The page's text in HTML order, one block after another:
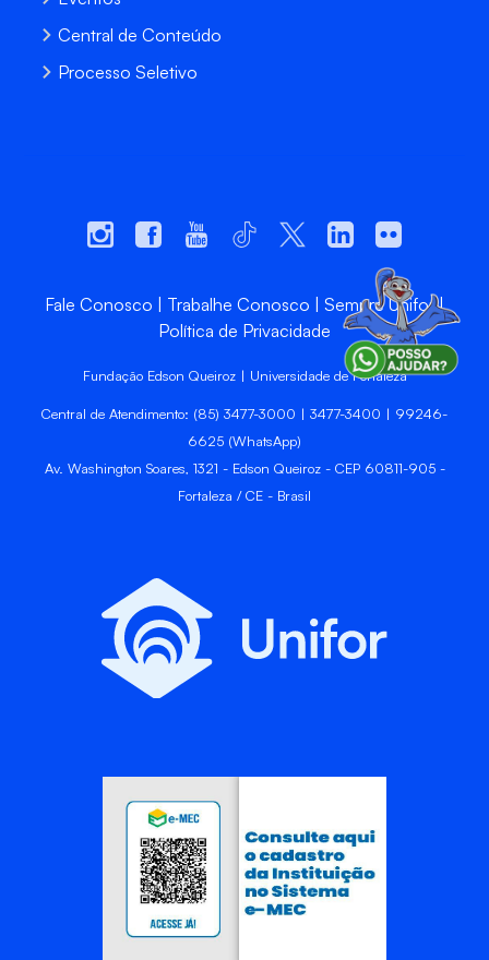
Central de Conteúdo
Processo Seletivo
Fale Conosco Trabalhe Conosco
Sempre Unifor
Política de Privacidade
Fundação Edson Queiroz | Universidade de Fortaleza
Central de Atendimento: (85) 3477-3000 | 3477-3400 | 99246-
6625 (WhatsApp)
Av. Washington Soares, 1321 - Edson Queiroz - CEP 60811-905 -
Fortaleza / CE - Brasil